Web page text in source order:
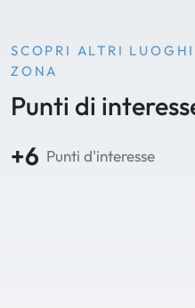
SCOPRI ALTRI
ZONA
Punti di
+6 Punti d'interesse